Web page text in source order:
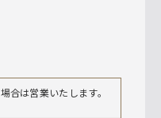
合は営業いたします。